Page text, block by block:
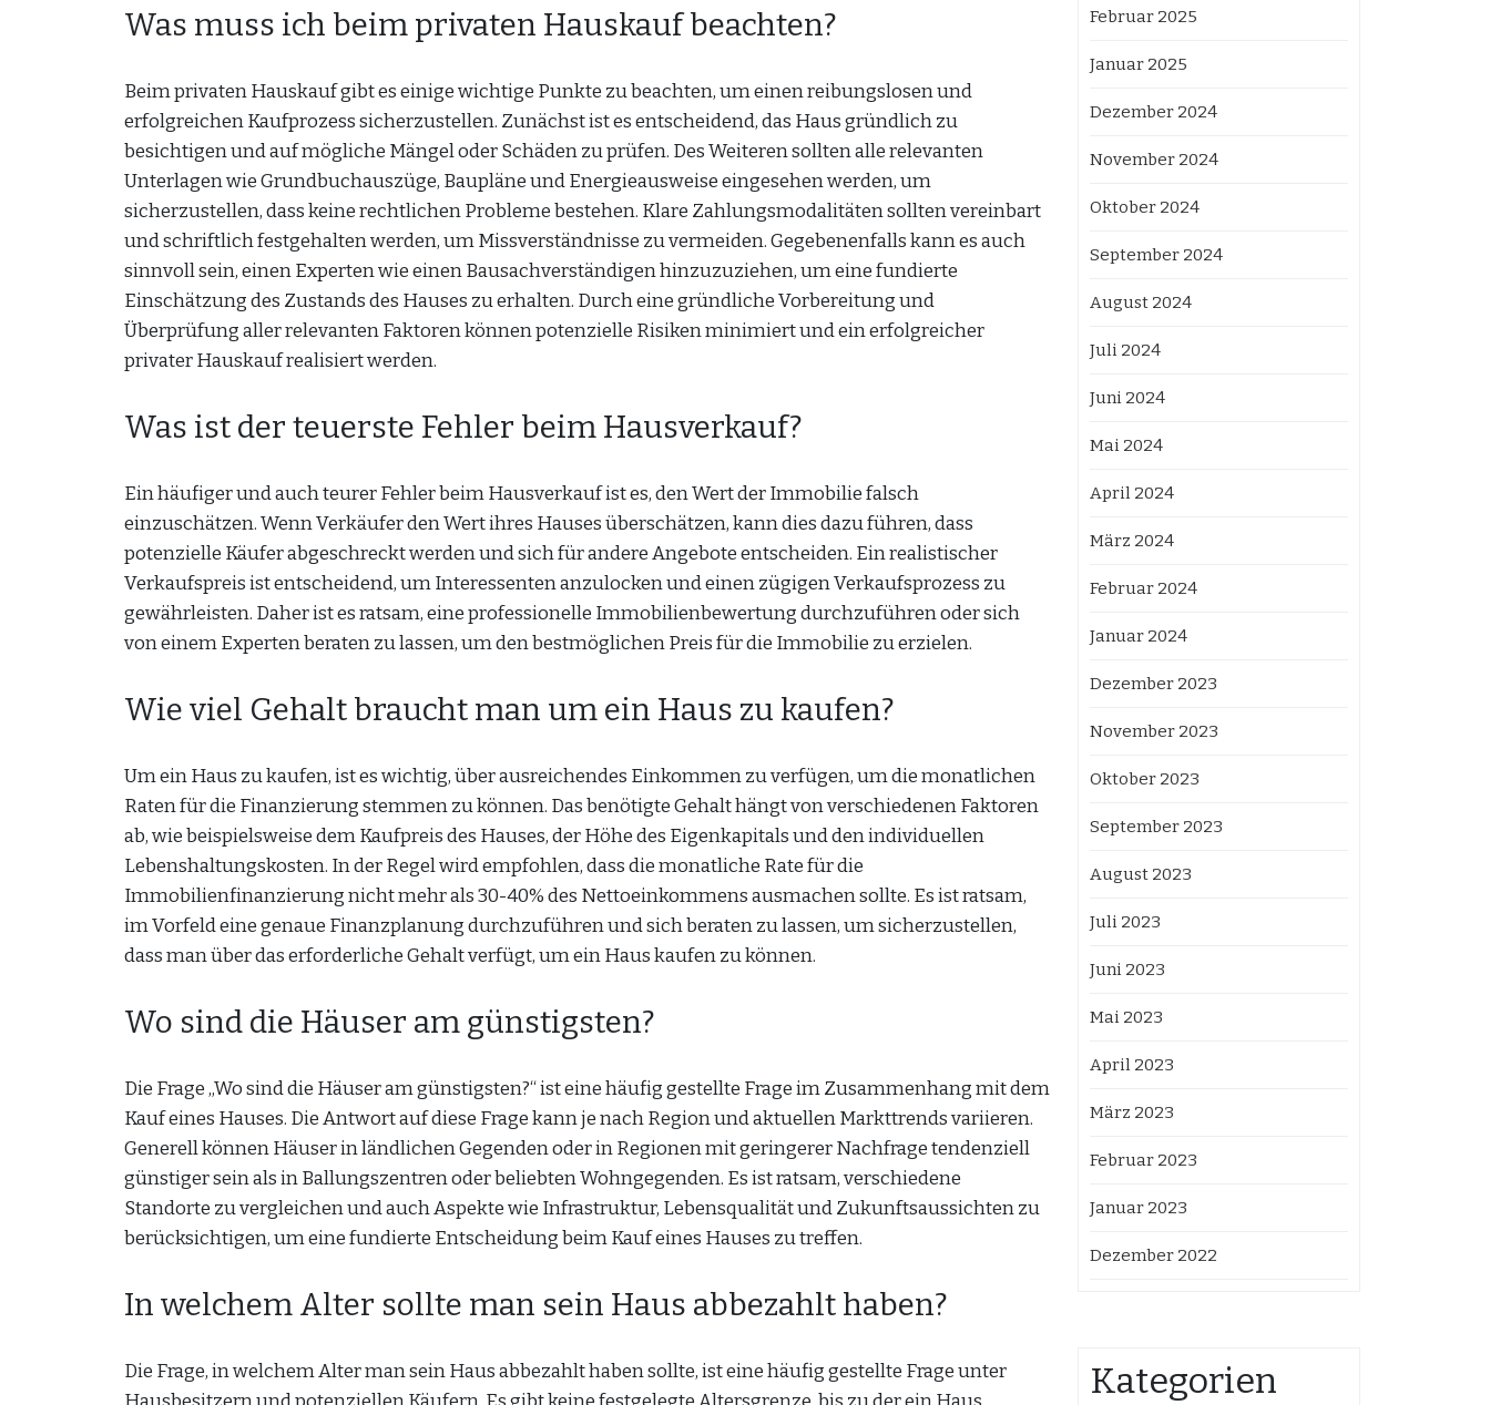
Was muss ich beim privaten Hauskauf beachten?
Beim privaten Hauskauf gibt es einige wichtige Punkte zu beachten, um einen reibungslosen und
erfolgreichen Kaufprozess sicherzustellen. Zunächst ist es entscheidend, das Haus gründlich zu
besichtigen und auf mögliche Mängel oder Schäden zu prüfen. Des Weiteren sollten alle relevanten
Unterlagen wie Grundbuchauszüge, Baupläne und Energieausweise eingesehen werden, um
sicherzustellen, dass keine rechtlichen Probleme bestehen. Klare Zahlungsmodalitäten sollten vereinbart
und schriftlich festgehalten werden, um Missverständnisse zu vermeiden. Gegebenenfalls kann es auch
sinnvoll sein, einen Experten wie einen Bausachverständigen hinzuzuziehen, um eine fundierte
Einschätzung des Zustands des Hauses zu erhalten. Durch eine gründliche Vorbereitung und
Überprüfung aller relevanten Faktoren können potenzielle Risiken minimiert und ein erfolgreicher
privater Hauskauf realisiert werden.
Was ist der teuerste Fehler beim Hausverkauf?
Ein häufiger und auch teurer Fehler beim Hausverkauf ist es, den Wert der Immobilie falsch
einzuschätzen. Wenn Verkäufer den Wert ihres Hauses überschätzen, kann dies dazu führen, dass
potenzielle Käufer abgeschreckt werden und sich für andere Angebote entscheiden. Ein realistischer
Verkaufspreis ist entscheidend, um Interessenten anzulocken und einen zügigen Verkaufsprozess zu
gewährleisten. Daher ist es ratsam, eine professionelle Immobilienbewertung durchzuführen oder sich
von einem Experten beraten zu lassen, um den bestmöglichen Preis für die Immobilie zu erzielen.
Wie viel Gehalt braucht man um ein Haus zu kaufen?
Um ein Haus zu kaufen, ist es wichtig, über ausreichendes Einkommen zu verfügen, um die monatlichen
Raten für die Finanzierung stemmen zu können. Das benötigte Gehalt hängt von verschiedenen Faktoren
ab, wie beispielsweise dem Kaufpreis des Hauses, der Höhe des Eigenkapitals und den individuellen
Lebenshaltungskosten. In der Regel wird empfohlen, dass die monatliche Rate für die
Immobilienfinanzierung nicht mehr als 30-40% des Nettoeinkommens ausmachen sollte. Es ist ratsam,
im Vorfeld eine genaue Finanzplanung durchzuführen und sich beraten zu lassen, um sicherzustellen,
dass man über das erforderliche Gehalt verfügt, um ein Haus kaufen zu können.
Wo sind die Häuser am günstigsten?
Die Frage „Wo sind die Häuser am günstigsten?“ ist eine häufig gestellte Frage im Zusammenhang mit dem
Kauf eines Hauses. Die Antwort auf diese Frage kann je nach Region und aktuellen Markttrends variieren.
Generell können Häuser in ländlichen Gegenden oder in Regionen mit geringerer Nachfrage tendenziell
günstiger sein als in Ballungszentren oder beliebten Wohngegenden. Es ist ratsam, verschiedene
Standorte zu vergleichen und auch Aspekte wie Infrastruktur, Lebensqualität und Zukunftsaussichten zu
berücksichtigen, um eine fundierte Entscheidung beim Kauf eines Hauses zu treffen.
In welchem Alter sollte man sein Haus abbezahlt haben?
Die Frage, in welchem Alter man sein Haus abbezahlt haben sollte, ist eine häufig gestellte Frage unter
Februar 2025
Januar 2025
Dezember 2024
November 2024
Oktober 2024
September 2024
August 2024
Juli 2024
Juni 2024
Mai 2024
April 2024
März 2024
Februar 2024
Januar 2024
Dezember 2023
November 2023
Oktober 2023
September 2023
August 2023
Juli 2023
Juni 2023
Mai 2023
April 2023
März 2023
Februar 2023
Januar 2023
Dezember 2022
Kategorien